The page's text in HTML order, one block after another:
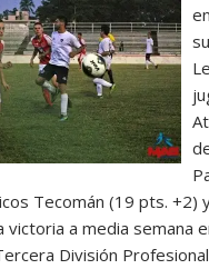
Tecomán (19 pts. +2)
victoria a media semana
División